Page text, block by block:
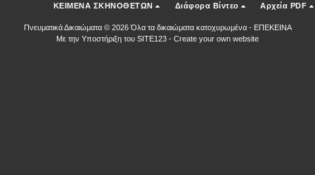
ΚΕΙΜΕΝΑ ΣΚΗΝΟΘΕΤΩΝ
Διάφορα Βίντεο Αρχεία PDF
Πνευματικά Δικαιώματα © 2026 Όλα τα δικαιώματα κατοχυρωμένα - ΕΠΕΚΕΙΝΑ
Με την Υποστήριξη του SITE123 - Create your own website